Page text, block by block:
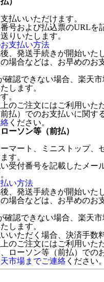
払いいただけます。
号および払込票のURLを
りいたします。
支払い方法
、発送手続きが開始いた
場合などは、お早めのお
確認できない場合、楽天
します。
。
のご注文にはご利用いた
払）でのお支払いに関す
ください。
ーソン等（前払）
マート、ミニストップ、
す。
受付番号を記載したメー
い方法
、発送手続きが開始いた
場合などは、お早めのお
確認できない場合、楽天
します。
いただく場合、決済手数
のご注文にはご利用いた
ローソン等（前払）での
市場までご連絡 ください。